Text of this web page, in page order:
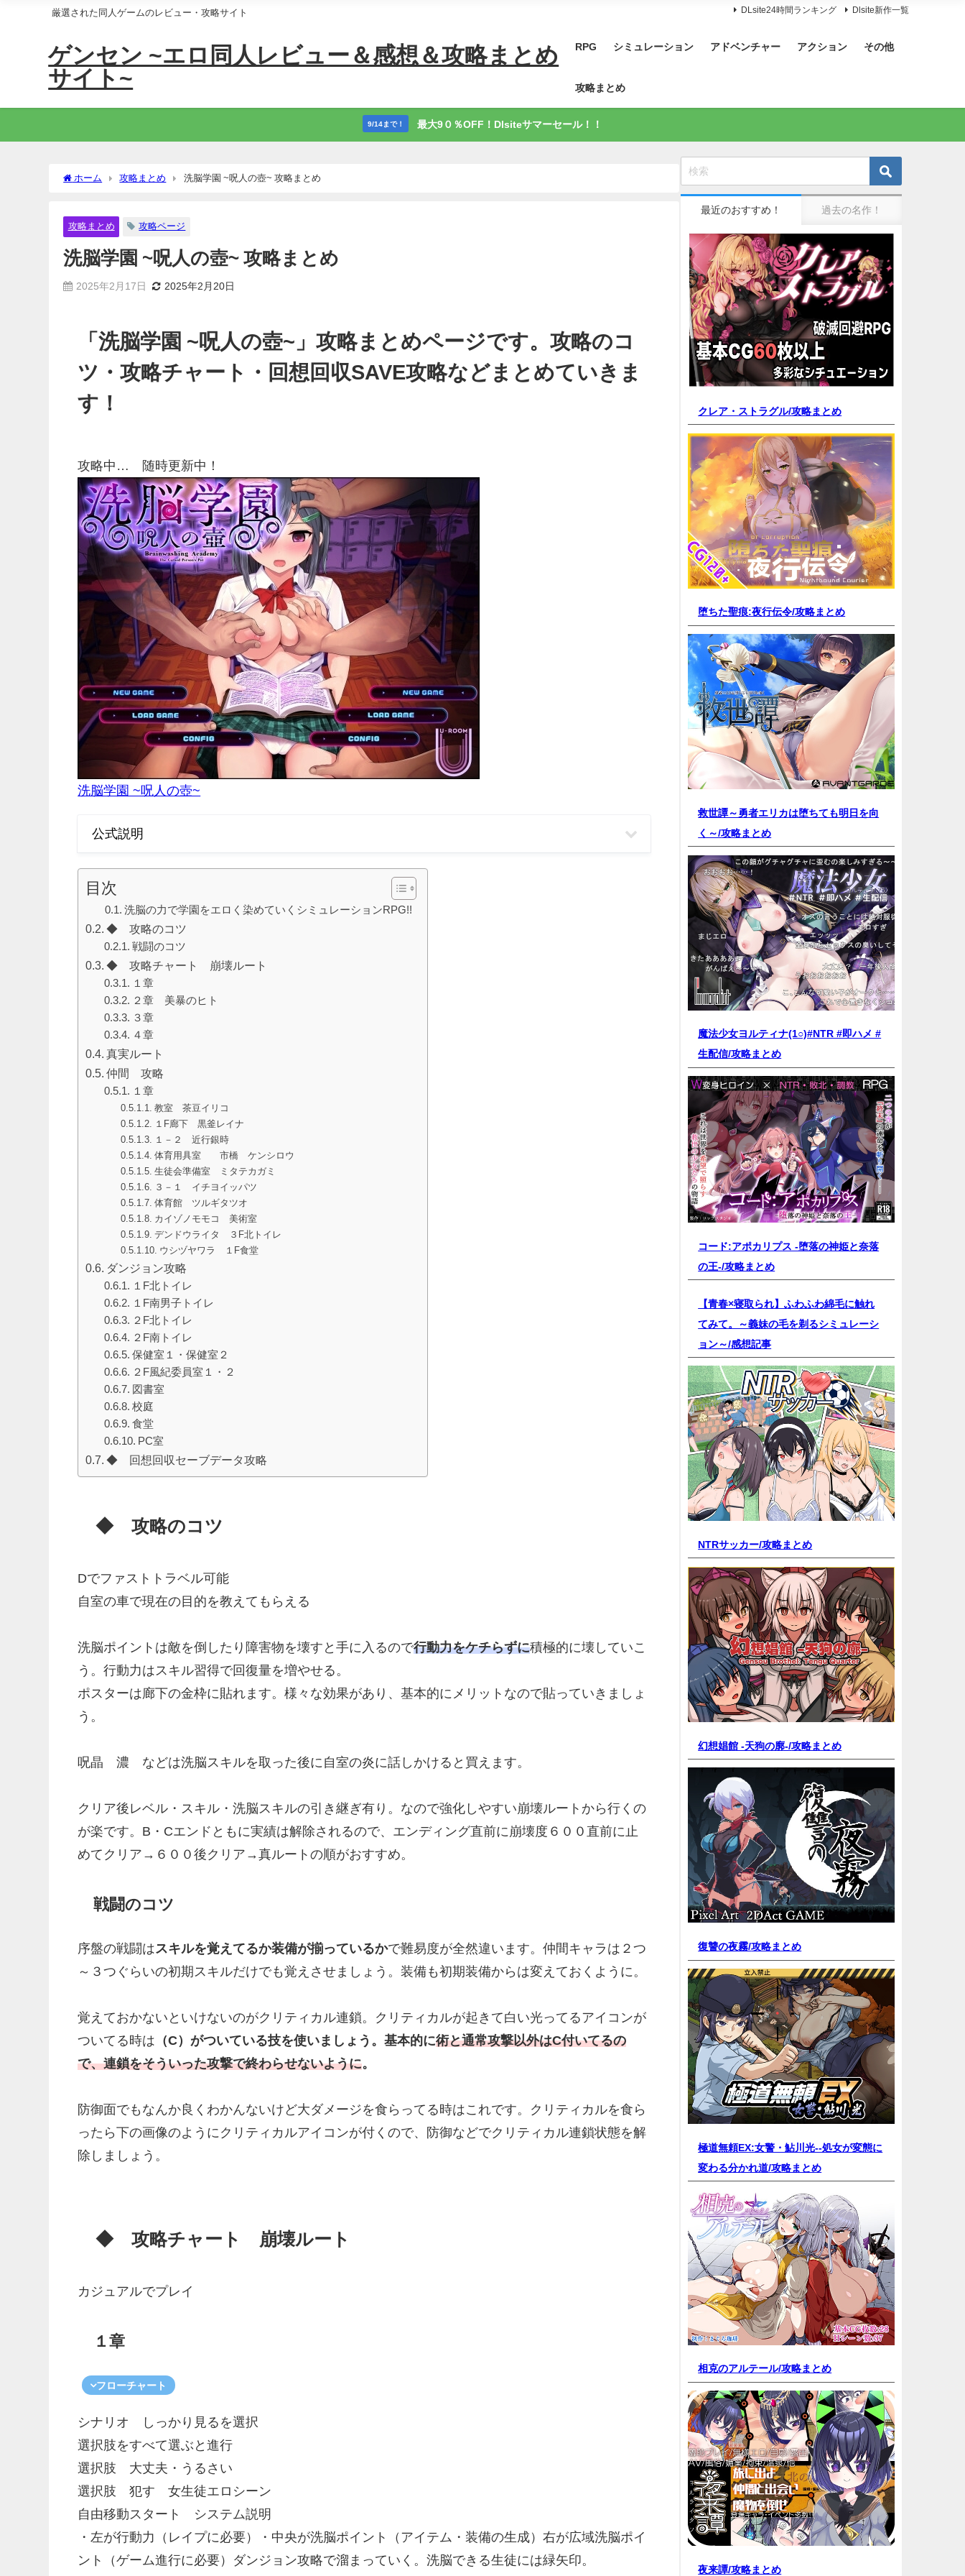
厳選された同人ゲームのレビュー・攻略サイト DLsite24時間ランキング Dlsite新作一覧
ゲンセン ~エロ同人レビュー＆感想＆攻略まとめ
サイト~
RPG シミュレーション アドベンチャー アクション その他
攻略まとめ
9/14まで！ 最大9０％OFF！Dlsiteサマーセール！！
ホーム 攻略まとめ 洗脳学園 ~呪人の壺~ 攻略まとめ
攻略まとめ 攻略ページ
洗脳学園 ~呪人の壺~ 攻略まとめ
2025年2月17日 2025年2月20日
「洗脳学園 ~呪人の壺~」攻略まとめページです。攻略のコ
ツ・攻略チャート・回想回収SAVE攻略などまとめていきま
す！
攻略中… 随時更新中！
洗脳学園 ~呪人の壺~
公式説明
目次
洗脳の力で学園をエロく染めていくシミュレーションRPG!!
◆ 攻略のコツ
戦闘のコツ
◆ 攻略チャート 崩壊ルート
１章
２章 美暴のヒト
３章
４章
真実ルート
仲間 攻略
１章
教室 茶豆イリコ
１F廊下 黒釜レイナ
１－２ 近行銀時
体育用具室 市橋 ケンシロウ
生徒会準備室 ミタテカガミ
３－１ イチヨイッパツ
体育館 ツルギタツオ
カイゾノモモコ 美術室
デンドウライタ ３F北トイレ
ウシヅヤワラ １F食堂
ダンジョン攻略
１F北トイレ
１F南男子トイレ
２F北トイレ
２F南トイレ
保健室１・保健室２
２F風紀委員室１・２
図書室
校庭
食堂
PC室
◆ 回想回収セーブデータ攻略
◆ 攻略のコツ
Dでファストトラベル可能
自室の車で現在の目的を教えてもらえる
洗脳ポイントは敵を倒したり障害物を壊すと手に入るので行動力をケチらずに積極的に壊していこ
う。行動力はスキル習得で回復量を増やせる。
ポスターは廊下の金枠に貼れます。様々な効果があり、基本的にメリットなので貼っていきましょ
う。
呪晶 濃 などは洗脳スキルを取った後に自室の炎に話しかけると買えます。
クリア後レベル・スキル・洗脳スキルの引き継ぎ有り。なので強化しやすい崩壊ルートから行くの
が楽です。B・Cエンドともに実績は解除されるので、エンディング直前に崩壊度６００直前に止
めてクリア→６００後クリア→真ルートの順がおすすめ。
戦闘のコツ
序盤の戦闘はスキルを覚えてるか装備が揃っているかで難易度が全然違います。仲間キャラは２つ
～３つぐらいの初期スキルだけでも覚えさせましょう。装備も初期装備からは変えておくように。
覚えておかないといけないのがクリティカル連鎖。クリティカルが起きて白い光ってるアイコンが
ついてる時は （C）がついている技を使いましょう。基本的に術と通常攻撃以外はC付いてるの
で、連鎖をそういった攻撃で終わらせないように。
防御面でもなんか良くわかんないけど大ダメージを食らってる時はこれです。クリティカルを食ら
ったら下の画像のようにクリティカルアイコンが付くので、防御などでクリティカル連鎖状態を解
除しましょう。
◆ 攻略チャート 崩壊ルート
カジュアルでプレイ
１章
フローチャート
シナリオ しっかり見るを選択
選択肢をすべて選ぶと進行
選択肢 大丈夫・うるさい
選択肢 犯す 女生徒エロシーン
自由移動スタート システム説明
・左が行動力（レイプに必要）・中央が洗脳ポイント（アイテム・装備の生成）右が広域洗脳ポイ
ント（ゲーム進行に必要）ダンジョン攻略で溜まっていく。洗脳できる生徒には緑矢印。
最近のおすすめ！ 過去の名作！
クレア・ストラグル/攻略まとめ
堕ちた聖痕:夜行伝令/攻略まとめ
救世譚～勇者エリカは堕ちても明日を向
く～/攻略まとめ
魔法少女ヨルティナ(1○)#NTR #即ハメ #
生配信/攻略まとめ
コード:アポカリプス -堕落の神姫と奈落
の王-/攻略まとめ
【青春×寝取られ】ふわふわ綿毛に触れ
てみて。～義妹の毛を剃るシミュレーシ
ョン～/感想記事
NTRサッカー/攻略まとめ
幻想娼館 -天狗の廓-/攻略まとめ
復讐の夜霧/攻略まとめ
極道無頼EX:女警・鮎川光--処女が変態に
変わる分かれ道/攻略まとめ
相克のアルテール/攻略まとめ
夜来譚/攻略まとめ